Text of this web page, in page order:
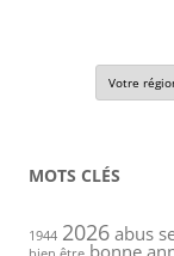
MOTS CLÉS
1944 2026 abus
bonne